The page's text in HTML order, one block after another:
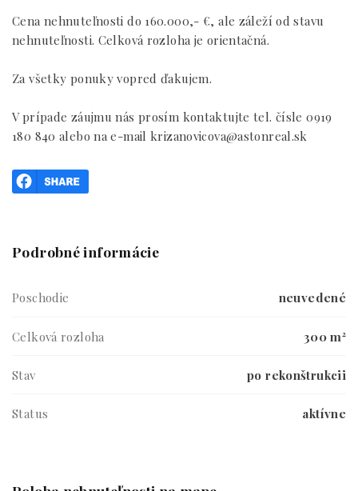
Cena nehnuteľnosti do 160.000,- €, ale záleží od stavu
nehnuteľnosti. Celková rozloha je orientačná.
Za všetky ponuky vopred ďakujem.
V prípade záujmu nás prosím kontaktujte tel. čísle 0919
180 840 alebo na e-mail krizanovicova@astonreal.sk
Podrobné informácie
Poschodie neuvedené
Celková rozloha 300 m²
Stav po rekonštrukcii
Status aktívne